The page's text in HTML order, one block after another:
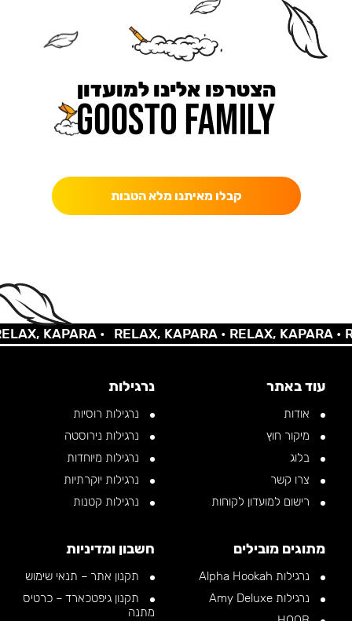
הצטרפו אלינו למועדון
קבלו מאיתנו מלא הטבות
KAPARA • RELAX, KAPARA •RELAX, KAPARA •
עוד באתר
אודות
מיקור חוץ
בלוג
צרו קשר
רישום למועדון לקוחות
נרגילות
נרגילות רוסיות
נרגילות נירוסטה
נרגילות מיוחדות
נרגילות יוקרתיות
נרגילות קטנות
מתוגים מובילים
נרגילות Alpha Hookah
נרגילות Amy Deluxe
חשבון ומדיניות
תקנון אתר – תנאי שימוש
תקנון גיפטכארד – כרטיס
מתנה